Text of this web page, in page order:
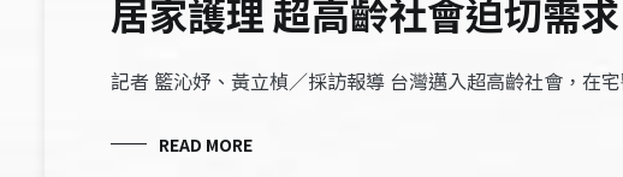
居家護理 超高齡社會迫切需求
記者 籃沁妤、黃立楨／採訪報導 台灣邁入超高齡社會，在
READ MORE